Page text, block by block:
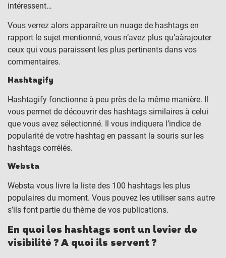
intéressent…
Vous verrez alors apparaître un nuage de hashtags en
rapport le sujet mentionné, vous n’avez plus qu’aàrajouter
ceux qui vous paraissent les plus pertinents dans vos
commentaires.
Hashtagify
Hashtagify fonctionne à peu près de la même manière. Il
vous permet de découvrir des hashtags similaires à celui
que vous avez sélectionné. Il vous indiquera l’indice de
popularité de votre hashtag en passant la souris sur les
hashtags corrélés.
Websta
Websta vous livre la liste des 100 hashtags les plus
populaires du moment. Vous pouvez les utiliser sans autre
s’ils font partie du thème de vos publications.
En quoi les hashtags sont un levier de
visibilité ? A quoi ils servent ?